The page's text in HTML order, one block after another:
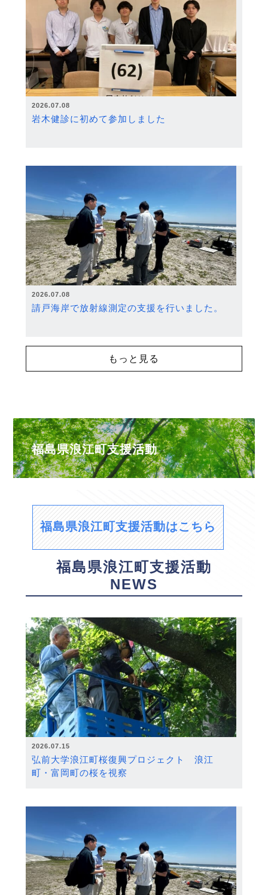
2026.07.08
岩木健診に初めて参加しました
2026.07.08
請戸海岸で放射線測定の支援を行いました。
もっと見る
福島県浪江町支援活動
福島県浪江町支援活動はこちら
福島県浪江町支援活動
NEWS
2026.07.15
弘前大学浪江町桜復興プロジェクト 浪江
町・富岡町の桜を視察